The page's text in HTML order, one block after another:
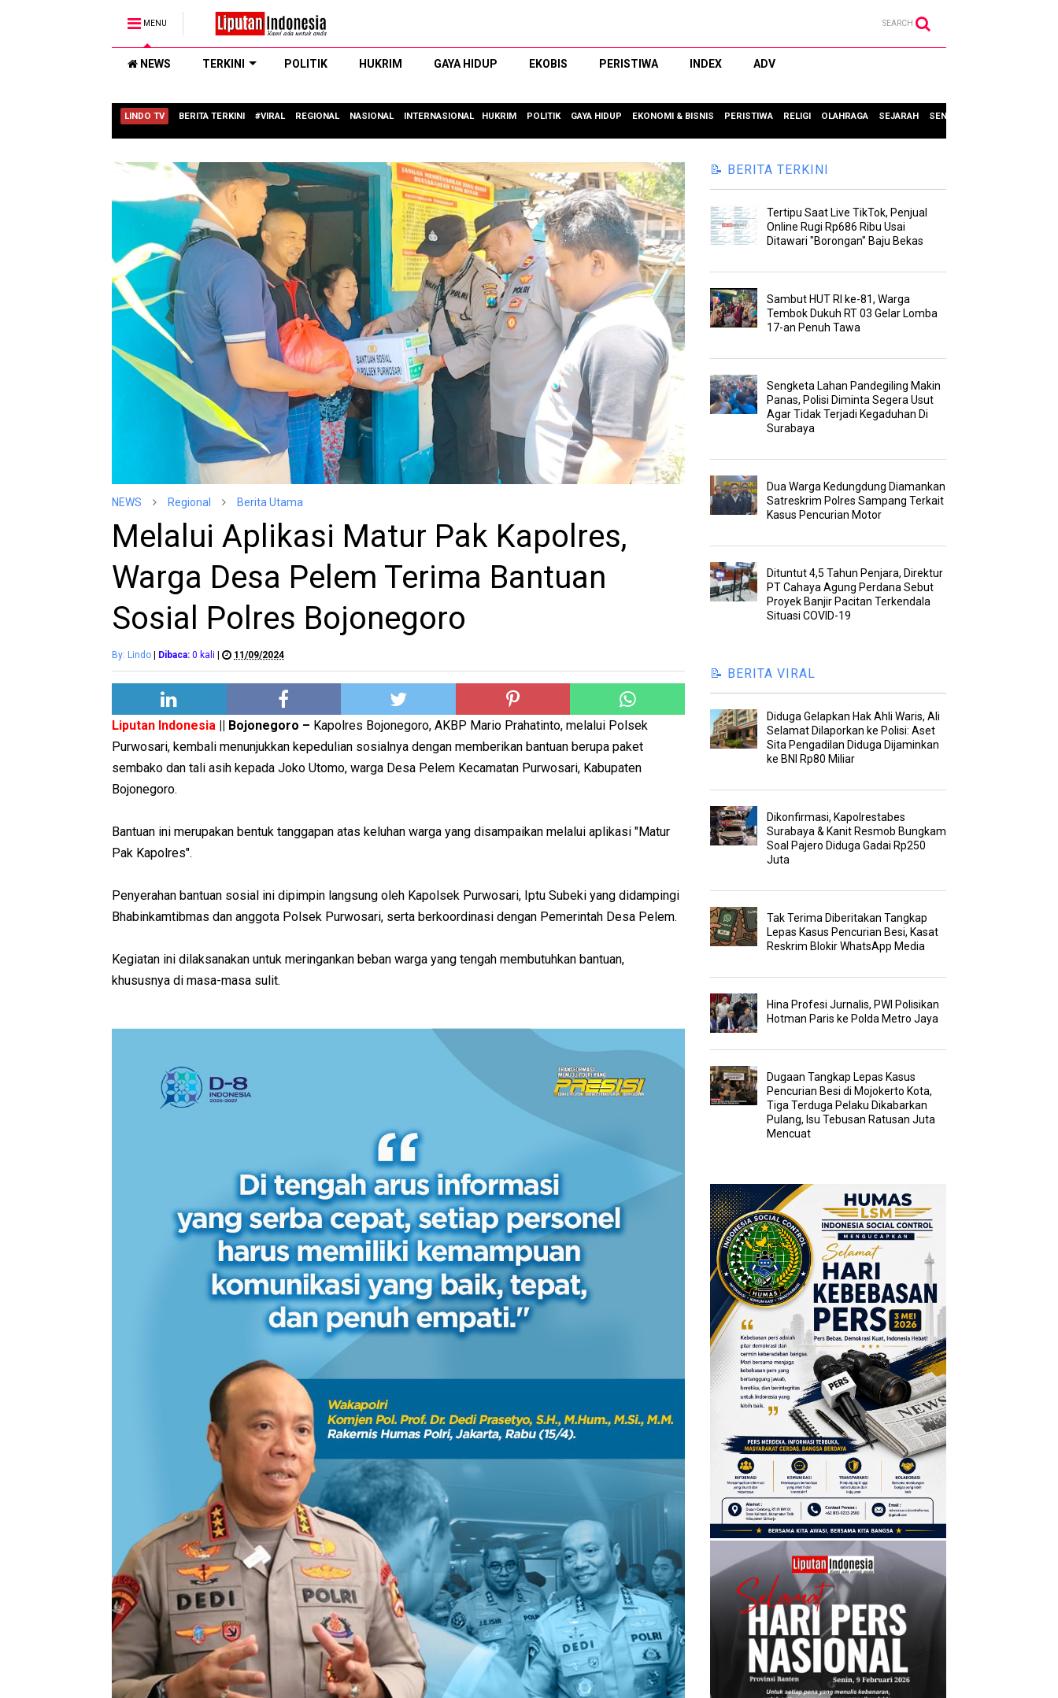
MENU SEARCH
NEWS TERKINI POLITIK HUKRIM GAYA HIDUP EKOBIS PERISTIWA INDEX ADV
LINDO TV BERITA TERKINI #VIRAL REGIONAL NASIONAL INTERNASIONAL HUKRIM POLITIK GAYA HIDUP EKONOMI & BISNIS PERISTIWA RELIGI OLAHRAGA SEJARAH SENI & BUDAYA
NEWS Regional Berita Utama
Melalui Aplikasi Matur Pak Kapolres,
Warga Desa Pelem Terima Bantuan
Sosial Polres Bojonegoro
By: Lindo Dibaca: 0 kali 11/09/2024
Liputan Indonesia || Bojonegoro – Kapolres Bojonegoro, AKBP Mario Prahatinto, melalui Polsek
Purwosari, kembali menunjukkan kepedulian sosialnya dengan memberikan bantuan berupa paket
sembako dan tali asih kepada Joko Utomo, warga Desa Pelem Kecamatan Purwosari, Kabupaten
Bojonegoro.
Bantuan ini merupakan bentuk tanggapan atas keluhan warga yang disampaikan melalui aplikasi "Matur
Pak Kapolres".
Penyerahan bantuan sosial ini dipimpin langsung oleh Kapolsek Purwosari, Iptu Subeki yang didampingi
Bhabinkamtibmas dan anggota Polsek Purwosari, serta berkoordinasi dengan Pemerintah Desa Pelem.
Kegiatan ini dilaksanakan untuk meringankan beban warga yang tengah membutuhkan bantuan,
khususnya di masa-masa sulit.
📝 BERITA TERKINI
Tertipu Saat Live TikTok, Penjual
Online Rugi Rp686 Ribu Usai
Ditawari "Borongan" Baju Bekas
Sambut HUT RI ke-81, Warga
Tembok Dukuh RT 03 Gelar Lomba
17-an Penuh Tawa
Sengketa Lahan Pandegiling Makin
Panas, Polisi Diminta Segera Usut
Agar Tidak Terjadi Kegaduhan Di
Surabaya
Dua Warga Kedungdung Diamankan
Satreskrim Polres Sampang Terkait
Kasus Pencurian Motor
Dituntut 4,5 Tahun Penjara, Direktur
PT Cahaya Agung Perdana Sebut
Proyek Banjir Pacitan Terkendala
Situasi COVID-19
📝 BERITA VIRAL
Diduga Gelapkan Hak Ahli Waris, Ali
Selamat Dilaporkan ke Polisi: Aset
Sita Pengadilan Diduga Dijaminkan
ke BNI Rp80 Miliar
Dikonfirmasi, Kapolrestabes
Surabaya & Kanit Resmob Bungkam
Soal Pajero Diduga Gadai Rp250
Juta
Tak Terima Diberitakan Tangkap
Lepas Kasus Pencurian Besi, Kasat
Reskrim Blokir WhatsApp Media
Hina Profesi Jurnalis, PWI Polisikan
Hotman Paris ke Polda Metro Jaya
Dugaan Tangkap Lepas Kasus
Pencurian Besi di Mojokerto Kota,
Tiga Terduga Pelaku Dikabarkan
Pulang, Isu Tebusan Ratusan Juta
Mencuat